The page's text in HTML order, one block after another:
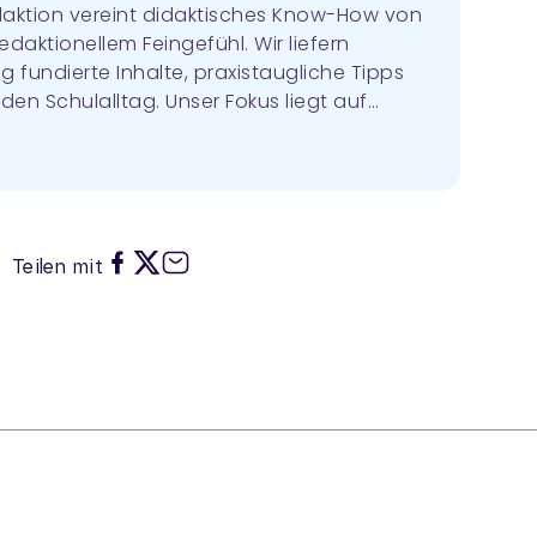
vereint didaktisches Know-How von
Feingefühl. Wir liefern
fundierte Inhalte, praxistaugliche Tipps
Schulalltag. Unser Fokus liegt auf
Teilen mit